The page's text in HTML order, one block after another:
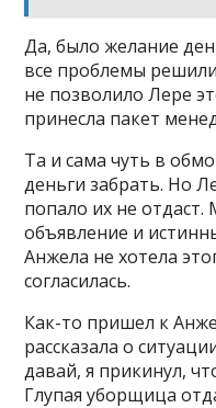
Да, было желание
все проблемы
не позволило Лере
принесла пакет
Та и сама чуть в
деньги забрать. Но
попало их не
объявление и
Анжела не хотела
согласилась.
Как-то пришел к
рассказала о
давай, я прикинул,
Глупая уборщица